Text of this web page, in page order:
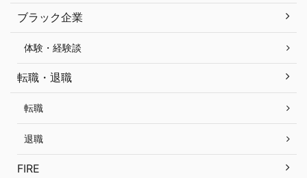
ブラック企業
体験・経験談
転職・退職
転職
退職
FIRE